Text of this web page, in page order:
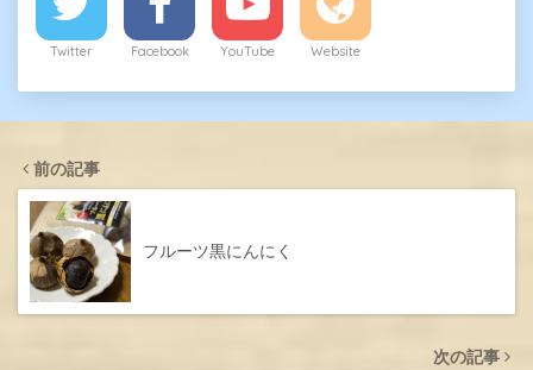
Twitter Facebook YouTube Website
前の記事
フルーツ黒にんにく
次の記事